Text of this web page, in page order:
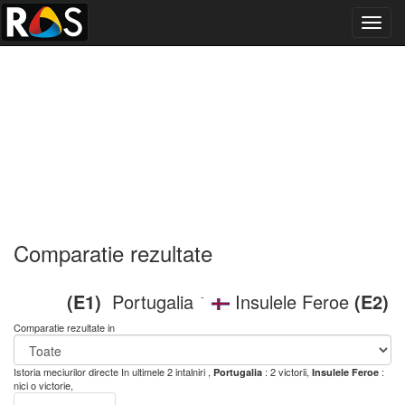
Comparatie rezultate
(E1) Portugalia - Insulele Feroe (E2)
Comparatie rezultate in
Istoria meciurilor directe In ultimele 2 intalniri , Portugalia : 2 victorii, Insulele Feroe :
nici o victorie,